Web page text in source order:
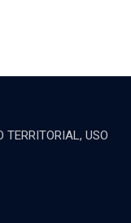
TERRITORIAL, USO